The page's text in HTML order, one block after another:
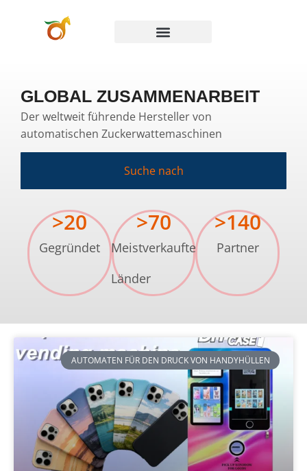
GLOBAL ZUSAMMENARBEIT
Der weltweit führende Hersteller von
automatischen Zuckerwattemaschinen
Suche nach
Gegründet
>20
Meistverkaufte
Länder
>70
Partner
>140
AUTOMATEN FÜR DEN DRUCK VON HANDYHÜLLEN